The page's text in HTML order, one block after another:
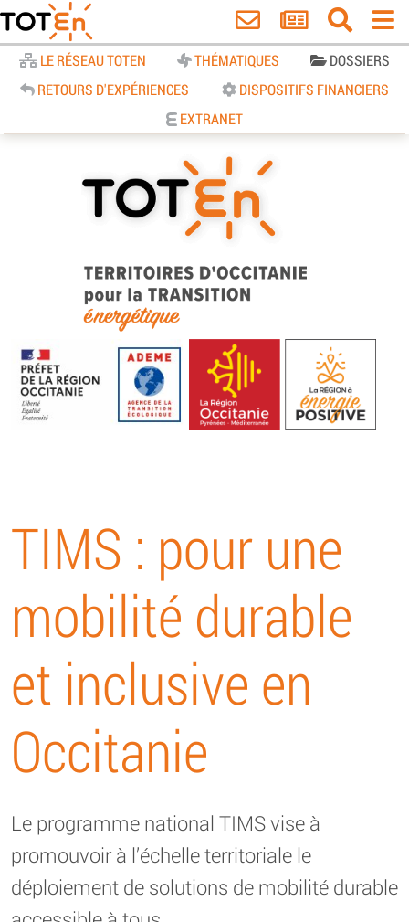
LE RÉSEAU TOTEN THÉMATIQUES
DOSSIERS
RETOURS D'EXPÉRIENCES
DISPOSITIFS FINANCIERS
EXTRANET
TOTEn Occitanie | Territoires
d’Occitanie pour la Transition
Energétique
TIMS : pour une
mobilité durable
et inclusive en
Occitanie
Le programme national TIMS vise à
promouvoir à l’échelle territoriale le
déploiement de solutions de mobilité durable